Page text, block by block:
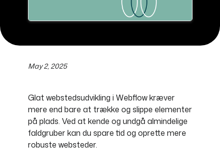
May 2, 2025
Glat webstedsudvikling i Webflow kræver
mere end bare at trække og slippe elementer
på plads. Ved at kende og undgå almindelige
faldgruber kan du spare tid og oprette mere
robuste websteder.